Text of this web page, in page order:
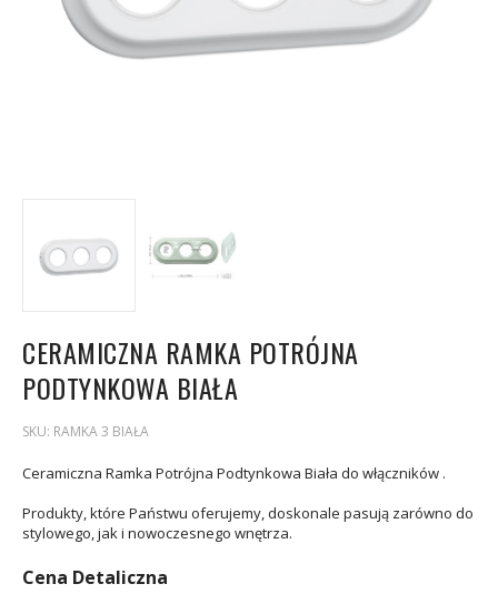
CERAMICZNA RAMKA POTRÓJNA
PODTYNKOWA BIAŁA
SKU: RAMKA 3 BIAŁA
Ceramiczna Ramka Potrójna Podtynkowa Biała do włączników .
Produkty, które Państwu oferujemy, doskonale pasują zarówno do
stylowego, jak i nowoczesnego wnętrza.
Cena Detaliczna